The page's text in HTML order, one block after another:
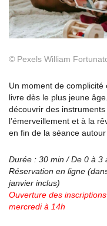
© Pexels William
Un moment de
livre dès le plus jeune
découvrir des
l’émerveillement et à la
en fin de la séance
Durée : 30 min / De 0 à 3
Réservation en ligne
janvier inclus)
Ouverture des
mercredi à 14h